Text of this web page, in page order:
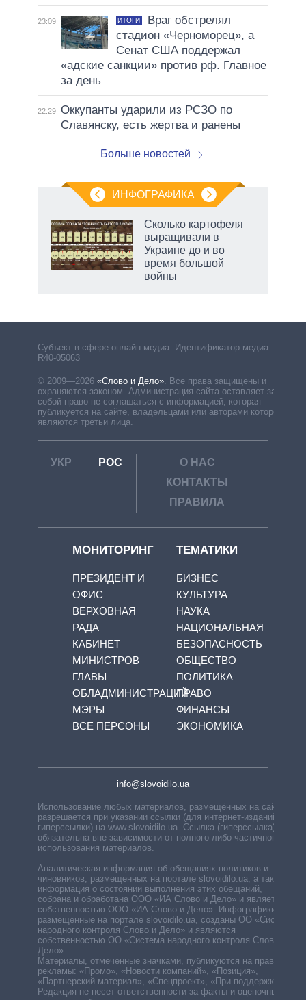
23:09 ИТОГИ
Враг обстрелял
стадион «Черноморец», а
Сенат США поддержал
«адские санкции» против рф. Главное
за день
22:29 Оккупанты ударили из РСЗО по
Славянску, есть жертва и ранены
Больше новостей
ИНФОГРАФИКА
Сколько картофеля
выращивали в
Украине до и во
время большой
войны
Субъект в сфере онлайн-медиа. Идентификатор медиа –
R40-05063
© 2009—2026 «Слово и Дело»
Все права защищены и
охраняются законом. Администрация сайта оставляет за
собой право не соглашаться с информацией, которая
публикуется на сайте, владельцами или авторами которой
являются третьи лица.
УКР РОС
О НАС
КОНТАКТЫ
ПРАВИЛА
МОНИТОРИНГ
ПРЕЗИДЕНТ И
ОФИС
ВЕРХОВНАЯ
РАДА
КАБИНЕТ
МИНИСТРОВ
ГЛАВЫ
ОБЛАДМИНИСТРАЦИЙ
МЭРЫ
ВСЕ ПЕРСОНЫ
ТЕМАТИКИ
БИЗНЕС
КУЛЬТУРА
НАУКА
НАЦИОНАЛЬНАЯ
БЕЗОПАСНОСТЬ
ОБЩЕСТВО
ПОЛИТИКА
ПРАВО
ФИНАНСЫ
ЭКОНОМИКА
info@slovoidilo.ua
Использование любых материалов, размещённых на сайте,
разрешается при указании ссылки (для интернет-изданий —
гиперссылки) на www.slovoidilo.ua. Ссылка (гиперссылка)
обязательна вне зависимости от полного либо частичного
использования материалов.
Аналитическая информация об обещаниях политиков и
чиновников, размещенных на портале slovoidilo.ua, а также
информация о состоянии выполнения этих обещаний,
собрана и обработана ООО «ИА Слово и Дело» и является
собственностью ООО «ИА Слово и Дело». Инфографики,
размещенные на портале slovoidilo.ua, созданы ОО «Система
народного контроля Слово и Дело» и являются
собственностью ОО «Система народного контроля Слово и
Дело».
Материалы, отмеченные значками, публикуются на правах
рекламы: «Промо», «Новости компаний», «Позиция»,
«Партнерский материал», «Спецпроект», «При поддержке».
Редакция не несет ответственности за факты и оценочные